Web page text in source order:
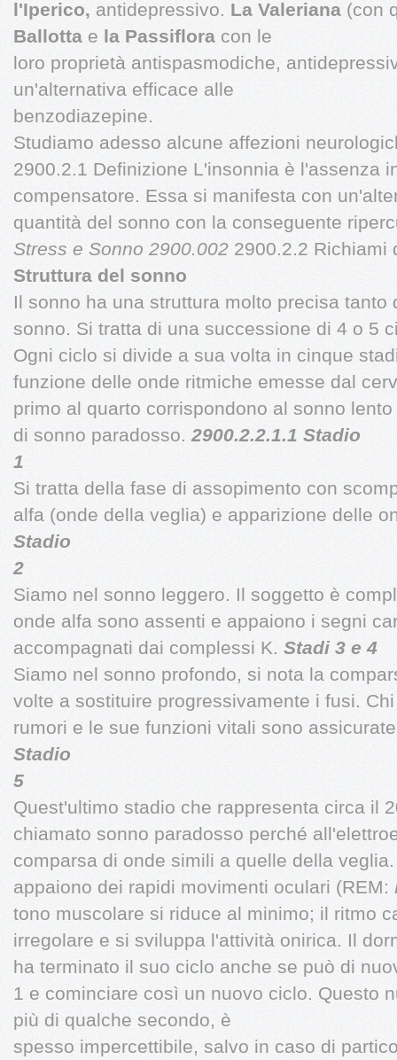
l'Iperico, antidepressivo. La Valeriana (con
Ballotta e la Passiflora con le
loro proprietà antispasmodiche,
un'alternativa efficace alle
benzodiazepine.
Studiamo adesso alcune affezioni
2900.2.1 Definizione L'insonnia è l'assenza
compensatore. Essa si manifesta con
quantità del sonno con la conseguente
Stress e Sonno 2900.002 2900.2.2
Struttura del sonno
Il sonno ha una struttura molto precisa
sonno. Si tratta di una successione di 4 o 5
Ogni ciclo si divide a sua volta in cinque
funzione delle onde ritmiche emesse dal
primo al quarto corrispondono al sonno
di sonno paradosso. 2900.2.2.1.1 Stadio
1
Si tratta della fase di assopimento con
alfa (onde della veglia) e apparizione delle
Stadio
2
Siamo nel sonno leggero. Il soggetto è
onde alfa sono assenti e appaiono i segni
accompagnati dai complessi K. Stadi 3 e 4
Siamo nel sonno profondo, si nota la
volte a sostituire progressivamente i fusi.
rumori e le sue funzioni vitali sono
Stadio
5
Quest'ultimo stadio che rappresenta circa il
chiamato sonno paradosso perché
comparsa di onde simili a quelle della
appaiono dei rapidi movimenti oculari (REM:
tono muscolare si riduce al minimo; il ritmo
irregolare e si sviluppa l'attività onirica. Il
ha terminato il suo ciclo anche se può di
1 e cominciare così un nuovo ciclo. Questo
più di qualche secondo, è
spesso impercettibile, salvo in caso di